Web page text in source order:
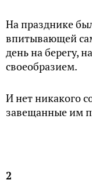
На празднике
впитывающей
день на берегу,
своеобразием.
И нет никакого
завещанные им
2